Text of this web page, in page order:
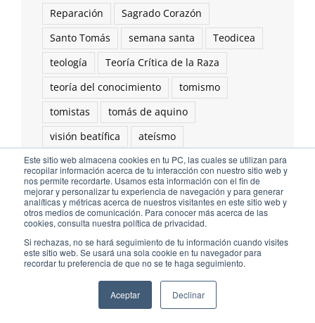
Este sitio web almacena cookies en tu PC, las cuales se utilizan para
recopilar información acerca de tu interacción con nuestro sitio web y
nos permite recordarte. Usamos esta información con el fin de
mejorar y personalizar tu experiencia de navegación y para generar
analíticas y métricas acerca de nuestros visitantes en este sitio web y
otros medios de comunicación. Para conocer más acerca de las
cookies, consulta nuestra política de privacidad.
Si rechazas, no se hará seguimiento de tu información cuando visites
este sitio web. Se usará una sola cookie en tu navegador para
recordar tu preferencia de que no se te haga seguimiento.
Aceptar Declinar
Reparación
Sagrado Corazón
Santo Tomás
semana santa
Teodicea
teología
Teoría Crítica de la Raza
teoría del conocimiento
tomismo
tomistas
tomás de aquino
visión beatífica
ateísmo
Ediciones Cor Iesu Copyright 2020 |id digital agency
Eliminar cookies